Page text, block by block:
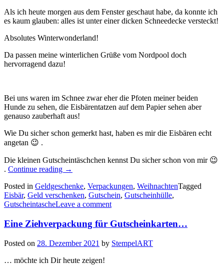
Als ich heute morgen aus dem Fenster geschaut habe, da konnte ich
es kaum glauben: alles ist unter einer dicken Schneedecke versteckt!
Absolutes Winterwonderland!
Da passen meine winterlichen Grüße vom Nordpool doch
hervorragend dazu!
Bei uns waren im Schnee zwar eher die Pfoten meiner beiden
Hunde zu sehen, die Eisbärentatzen auf dem Papier sehen aber
genauso zauberhaft aus!
Wie Du sicher schon gemerkt hast, haben es mir die Eisbären echt
angetan 😉 .
Die kleinen Gutscheintäschchen kennst Du sicher schon von mir 😉
. Continue reading „Eisbärige
für
Geschenkkarten
oder
→
Posted in Geldgeschenke, Verpackungen, WeihnachtenTagged
Eisbär, Geld verschenken, Gutschein, Gutscheinhülle,
GutscheintascheLeave a comment
Eine Ziehverpackung für Gutscheinkarten…
Posted on 28. Dezember 2021 by StempelART
… möchte ich Dir heute zeigen!